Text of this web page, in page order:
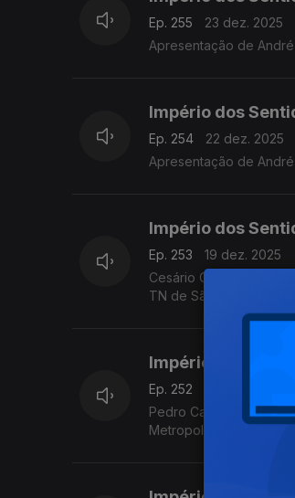
Ep. 255
23 dez. 2025
Apresentação de André
Império dos
Ep. 254
22 dez. 2025
Apresentação de André
Império dos
Ep. 253
19 dez. 2025
Cesário Costa:
TN de São Carlos, dia
Império dos
Ep. 252
Pedro Carneiro: Concertos de Natal da
Metropolitana de Lisboa